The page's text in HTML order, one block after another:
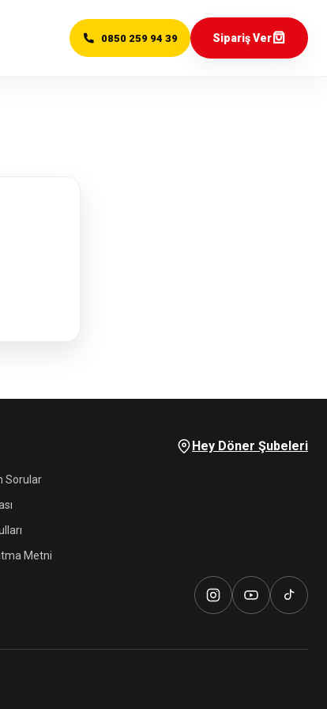
0850 259 94 39 Sipariş Ver
Sorular
Metni
Hey Döner Şubeleri